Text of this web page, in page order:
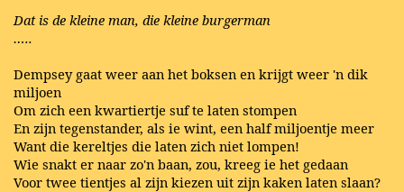
Dat is de kleine man, die kleine burgerman
…..
Dempsey gaat weer aan het boksen en krijgt weer 'n dik
miljoen
Om zich een kwartiertje suf te laten stompen
En zijn tegenstander, als ie wint, een half miljoentje meer
Want die kereltjes die laten zich niet lompen!
Wie snakt er naar zo'n baan, zou, kreeg ie het gedaan
Voor twee tientjes al zijn kiezen uit zijn kaken laten slaan?